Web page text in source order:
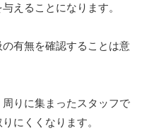
えることになります。
有無を確認することは意
りに集まったスタッフで
にくくなります。